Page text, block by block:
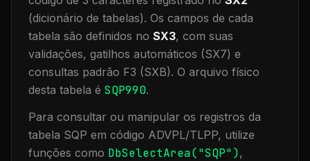
(dicionário de tabelas). Os campos de cada
tabela são definidos no SX3, com suas
validações, gatilhos automáticos (SX7) e
consultas padrão F3 (SXB). O arquivo físico
desta tabela é SQP990.
Para consultar ou manipular os registros da
tabela SQP em código ADVPL/TLPP, utilize
funções como DbSelectArea("SQP"),